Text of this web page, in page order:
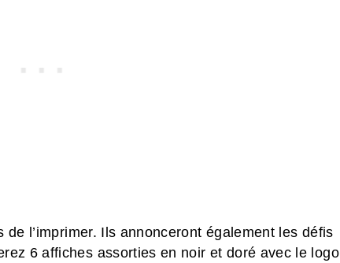
l’imprimer. Ils annonceront également les défis
6 affiches assorties en noir et doré avec le logo